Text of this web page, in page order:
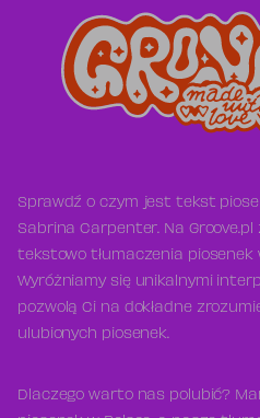
Sprawdź o czym jest tekst
Sabrina Carpenter. Na
tekstowo tłumaczenia piosenek
Wyróżniamy się unikalnymi
pozwolą Ci na dokładne
ulubionych piosenek.
Dlaczego warto nas polubić?